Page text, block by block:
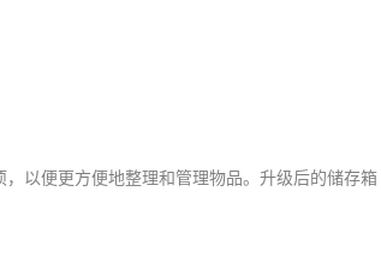
以便更方便地整理和管理物品。升级后的储存箱